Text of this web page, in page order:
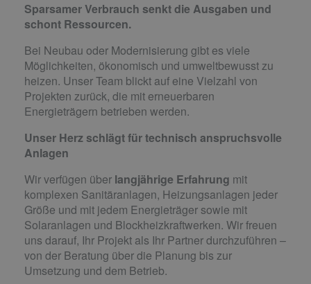
Sparsamer Verbrauch senkt die Ausgaben und
schont Ressourcen.
Bei Neubau oder Modernisierung gibt es viele
Möglichkeiten, ökonomisch und umweltbewusst zu
heizen. Unser Team blickt auf eine Vielzahl von
Projekten zurück, die mit erneuerbaren
Energieträgern betrieben werden.
Unser Herz schlägt für technisch anspruchsvolle
Anlagen
Wir verfügen über langjährige Erfahrung mit
komplexen Sanitäranlagen, Heizungsanlagen jeder
Größe und mit jedem Energieträger sowie mit
Solaranlagen und Blockheizkraftwerken. Wir freuen
uns darauf, Ihr Projekt als Ihr Partner durchzuführen –
von der Beratung über die Planung bis zur
Umsetzung und dem Betrieb.